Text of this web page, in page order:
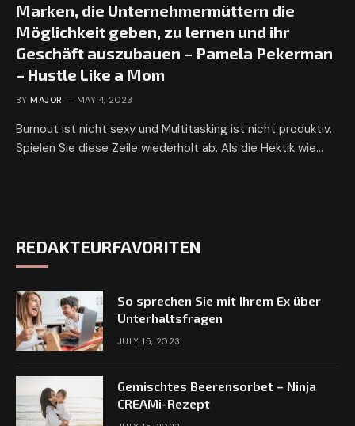
Marken, die Unternehmermüttern die
Möglichkeit geben, zu lernen und ihr
Geschäft auszubauen – Pamela Pekerman
– Hustle Like a Mom
BY MAJOR MAY 4, 2023
Burnout ist nicht sexy und Multitasking ist nicht produktiv.
Spielen Sie diese Zeile wiederholt ab. Als die Hektik wie…
REDAKTEURFAVORITEN
So sprechen Sie mit Ihrem Ex über
Unterhaltsfragen
JULY 15, 2023
Gemischtes Beerensorbet – Ninja
CREAMi-Rezept